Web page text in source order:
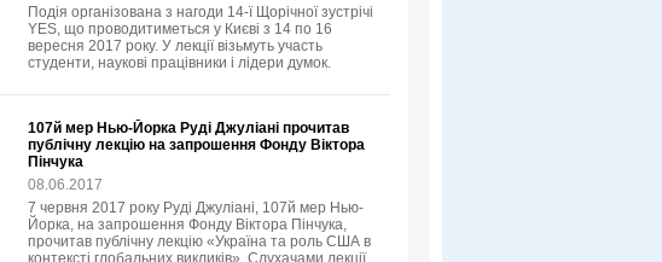
Подія організована з нагоди 14-ї Щорічної зустрічі
YES, що проводитиметься у Києві з 14 по 16
вересня 2017 року. У лекції візьмуть участь
студенти, наукові працівники і лідери думок.
107й мер Нью-Йорка Руді Джуліані прочитав
публічну лекцію на запрошення Фонду Віктора
Пінчука
08.06.2017
7 червня 2017 року Руді Джуліані, 107й мер Нью-
Йорка, на запрошення Фонду Віктора Пінчука,
прочитав публічну лекцію «Україна та роль США в
контексті глобальних викликів». Слухачами лекції